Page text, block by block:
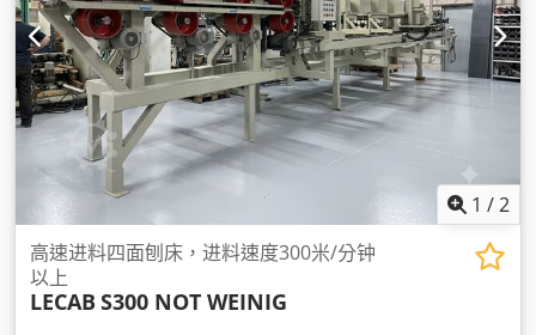
1 /2
高速进料四面刨床，进料速度300米/分钟
以上
LECAB S300 NOT WEINIG